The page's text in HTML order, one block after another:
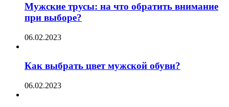
Мужские трусы: на что обратить внимание
при выборе?
06.02.2023
Как выбрать цвет мужской обуви?
06.02.2023